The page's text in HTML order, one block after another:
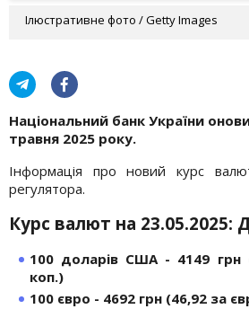
Ілюстративне фото / Getty Images
Національний банк України
травня 2025 року.
Інформація про новий курс
регулятора.
Курс валют на 23.05.2025:
100 доларів США - 4149 грн
коп.)
100 євро - 4692 грн (46,92 за